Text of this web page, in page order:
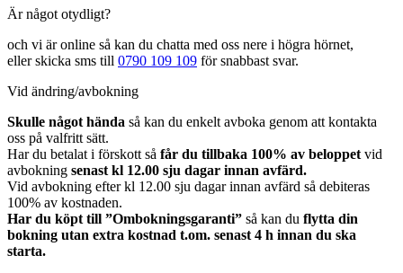
Är något otydligt?
och vi är online så kan du chatta med oss nere i högra hörnet,
eller skicka sms till 0790 109 109 för snabbast svar.
Vid ändring/avbokning
Skulle något hända så kan du enkelt avboka genom att kontakta
oss på valfritt sätt.
Har du betalat i förskott så får du tillbaka 100% av beloppetvid
avbokning senast kl 12.00 sju dagar innan avfärd.
Vid avbokning efter kl 12.00 sju dagar innan avfärd så debiteras
100% av kostnaden.
Har du köpt till ”Ombokningsgaranti” så kan du flytta din
bokning utan extra kostnad t.om. senast 4 h innan du ska
starta.